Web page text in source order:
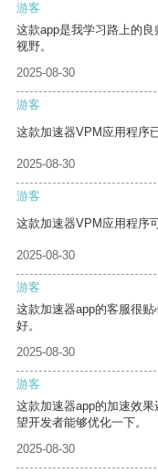
游客
这款app是我学习路上的
视野。
2025-08-30
游客
这款加速器VPM应用程序
2025-08-30
游客
这款加速器VPM应用程序
2025-08-30
游客
这款加速器app的客服很
好。
2025-08-30
游客
这款加速器app的加速效
望开发者能够优化一下。
2025-08-30